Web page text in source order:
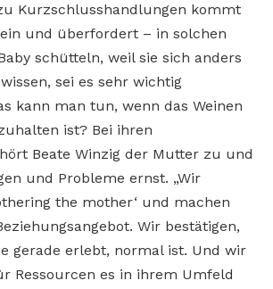
Kurzschlusshandlungen kommt
und überfordert – in solchen
schütteln, weil sie sich anders
sei es sehr wichtig
kann man tun, wenn das Weinen
ist? Bei ihren
Beate Winzig der Mutter zu und
und Probleme ernst. „Wir
the mother‘ und machen
Wir bestätigen,
gerade erlebt, normal ist. Und wir
Ressourcen es in ihrem Umfeld